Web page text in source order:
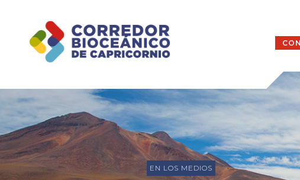
EN LOS MEDIOS